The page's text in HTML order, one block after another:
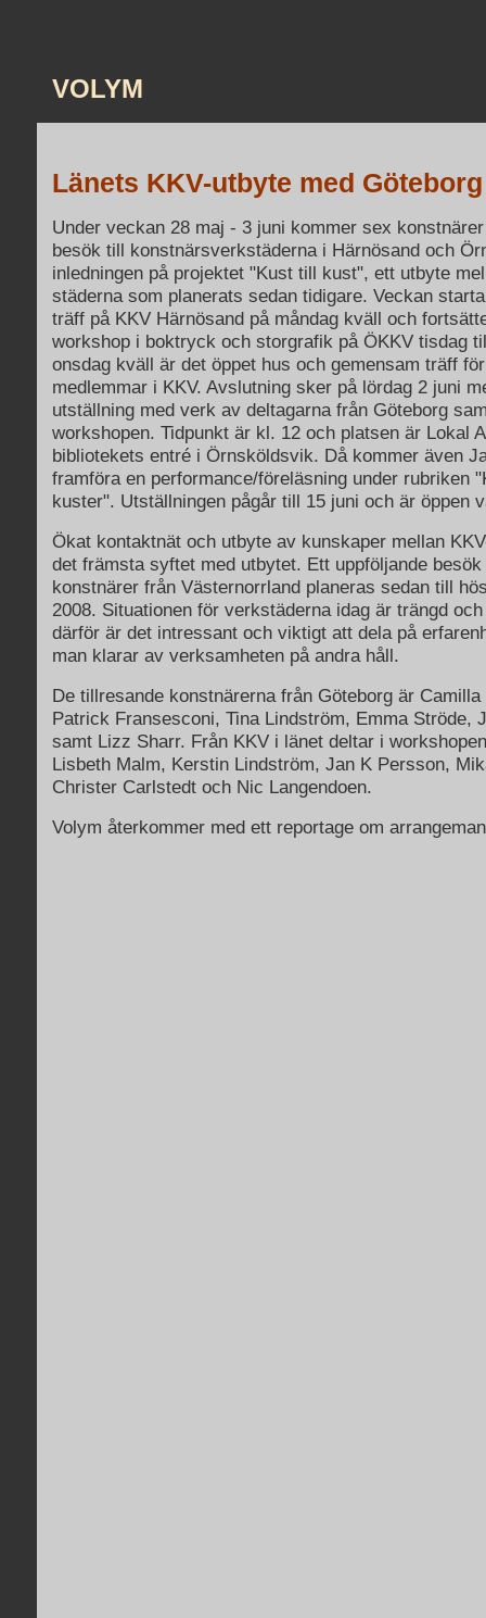
VOLYM
Länets KKV-utbyte med
Under veckan 28 maj - 3 juni kommer sex
besök till konstnärsverkstäderna i Härnösand och
inledningen på projektet "Kust till kust", ett utbyte
städerna som planerats sedan tidigare. Veckan
träff på KKV Härnösand på måndag kväll och
workshop i boktryck och storgrafik på ÖKKV tisdag
onsdag kväll är det öppet hus och gemensam träff
medlemmar i KKV. Avslutning sker på lördag 2 juni
utställning med verk av deltagarna från Göteborg
workshopen. Tidpunkt är kl. 12 och platsen är Lokal
bibliotekets entré i Örnsköldsvik. Då kommer även
framföra en performance/föreläsning under rubriken
kuster". Utställningen pågår till 15 juni och är öppen
Ökat kontaktnät och utbyte av kunskaper mellan
det främsta syftet med utbytet. Ett uppföljande
konstnärer från Västernorrland planeras sedan till
2008. Situationen för verkstäderna idag är trängd
därför är det intressant och viktigt att dela på
man klarar av verksamheten på andra håll.
De tillresande konstnärerna från Göteborg är
Patrick Fransesconi, Tina Lindström, Emma Ströde,
samt Lizz Sharr. Från KKV i länet deltar i
Lisbeth Malm, Kerstin Lindström, Jan K Persson,
Christer Carlstedt och Nic Langendoen.
Volym återkommer med ett reportage om